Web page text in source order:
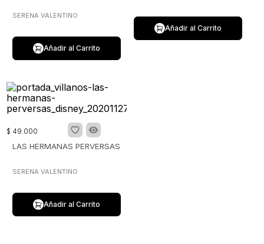
SERENA VALENTINO
Añadir al Carrito
Añadir al Carrito
$ 49.000
LAS HERMANAS PERVERSAS
SERENA VALENTINO
Añadir al Carrito